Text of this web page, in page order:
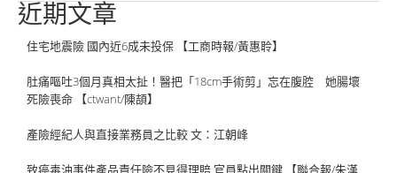
近期文章
住宅地震險 國內近6成未投保 【工商時報/黃惠聆】
肚痛嘔吐3個月真相太扯！醫把「18cm手術剪」忘在腹腔 她腸壞
死險喪命 【ctwant/陳頡】
產險經紀人與直接業務員之比較 文：江朝峰
致癌毒油事件產品責任險不見得理賠 官員點出關鍵 【聯合報/朱漢